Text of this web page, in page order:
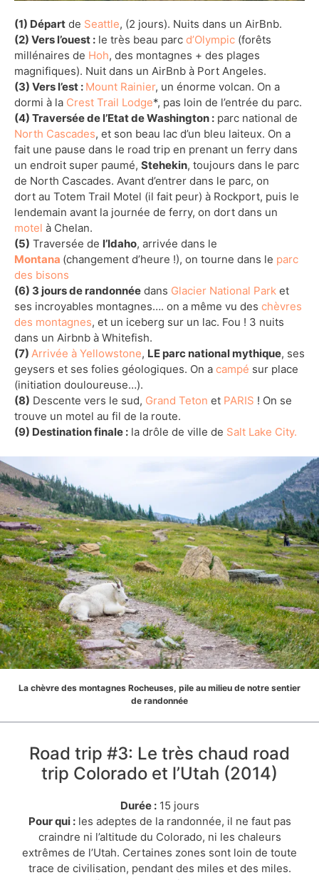
(1) Départ de Seattle, (2 jours). Nuits dans un AirBnb.
(2) Vers l’ouest : le très beau parc d’Olympic (forêts
millénaires de Hoh, des montagnes + des plages
magnifiques). Nuit dans un AirBnb à Port Angeles.
(3) Vers l’est : Mount Rainier, un énorme volcan. On a
dormi à la Crest Trail Lodge*, pas loin de l’entrée du parc.
(4) Traversée de l’Etat de Washington : parc national de
North Cascades, et son beau lac d’un bleu laiteux. On a
fait une pause dans le road trip en prenant un ferry dans
un endroit super paumé, Stehekin, toujours dans le parc
de North Cascades. Avant d’entrer dans le parc, on
dort au Totem Trail Motel (il fait peur) à Rockport, puis le
lendemain avant la journée de ferry, on dort dans un
motel à Chelan.
(5) Traversée de l’Idaho, arrivée dans le
Montana (changement d’heure !), on tourne dans le parc
des bisons
(6) 3 jours de randonnée dans Glacier National Park et
ses incroyables montagnes…. on a même vu des chèvres
des montagnes, et un iceberg sur un lac. Fou ! 3 nuits
dans un Airbnb à Whitefish.
(7) Arrivée à Yellowstone, LE parc national mythique, ses
geysers et ses folies géologiques. On a campé sur place
(initiation douloureuse…).
(8) Descente vers le sud, Grand Teton et PARIS ! On se
trouve un motel au fil de la route.
(9) Destination finale : la drôle de ville de Salt Lake City.
La chèvre des montagnes Rocheuses, pile au milieu de notre sentier
de randonnée
Road trip #3: Le très chaud road
trip Colorado et l’Utah (2014)
Durée :15 jours
Pour qui :les adeptes de la randonnée, il ne faut pas
craindre ni l’altitude du Colorado, ni les chaleurs
extrêmes de l’Utah. Certaines zones sont loin de toute
trace de civilisation, pendant des miles et des miles.